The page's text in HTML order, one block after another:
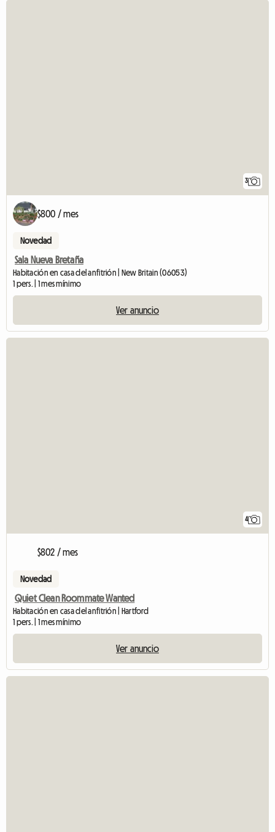
3
$800 / mes
Novedad
Sala Nueva Bretaña
Habitación en casa del anfitrión | New Britain (06053)
1 pers. | 1 mes mínimo
Ver anuncio
4
$802 / mes
Novedad
Quiet Clean Roommate Wanted
Habitación en casa del anfitrión | Hartford
1 pers. | 1 mes mínimo
Ver anuncio